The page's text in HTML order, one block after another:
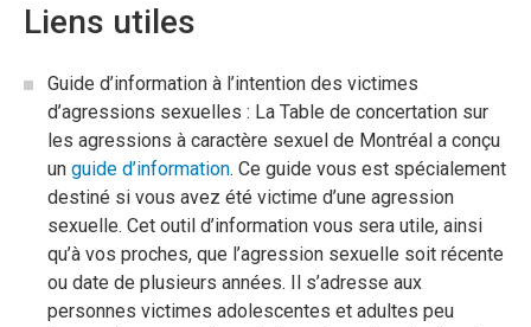
Liens utiles
Guide d’information à l’intention des victimes
d’agressions sexuelles : La Table de concertation sur
les agressions à caractère sexuel de Montréal a conçu
un guide d’information. Ce guide vous est spécialement
destiné si vous avez été victime d’une agression
sexuelle. Cet outil d’information vous sera utile, ainsi
qu’à vos proches, que l’agression sexuelle soit récente
ou date de plusieurs années. Il s’adresse aux
personnes victimes adolescentes et adultes peu